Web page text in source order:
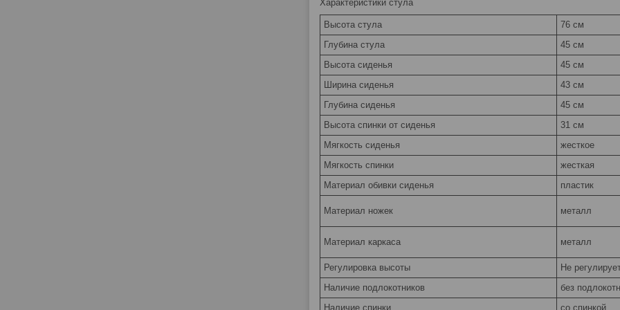
Характеристики стула
Высота стула
76 см
Глубина стула
45 см
Высота сиденья
45 см
Ширина сиденья
43 см
Глубина сиденья
45 см
Высота спинки от сиденья
31 см
Мягкость сиденья
жесткое
Мягкость спинки
жесткая
Материал обивки сиденья
пластик
Материал ножек металл
Материал каркаса металл
Регулировка высоты
Не
Наличие подлокотников
без
Наличие спинки
со спинкой